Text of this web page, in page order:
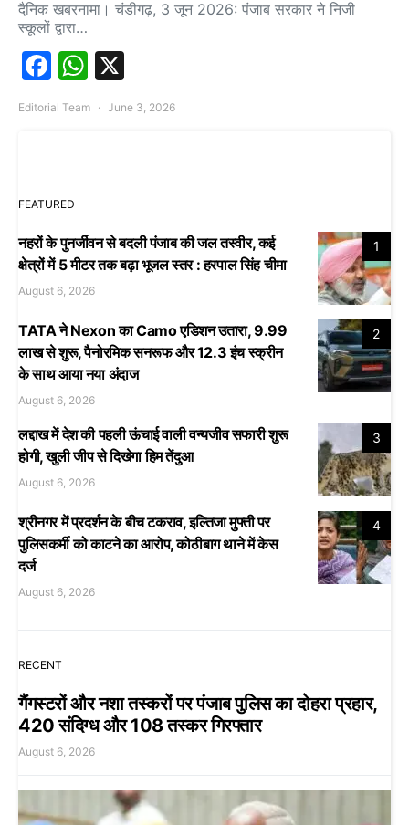
दैनिक खबरनामा। चंडीगढ़, 3 जून 2026: पंजाब सरकार ने निजी
स्कूलों द्वारा…
Facebook
WhatsApp
Editorial Team June 3, 2026
FEATURED
1
नहरों के पुनर्जीवन से बदली पंजाब की जल तस्वीर, कई
क्षेत्रों में 5 मीटर तक बढ़ा भूजल स्तर : हरपाल सिंह चीमा
August 6, 2026
2
TATA ने Nexon का Camo एडिशन उतारा, 9.99
लाख से शुरू, पैनोरमिक सनरूफ और 12.3 इंच स्क्रीन
के साथ आया नया अंदाज
August 6, 2026
3
लद्दाख में देश की पहली ऊंचाई वाली वन्यजीव सफारी शुरू
होगी, खुली जीप से दिखेगा हिम तेंदुआ
August 6, 2026
4
श्रीनगर में प्रदर्शन के बीच टकराव, इल्तिजा मुफ्ती पर
पुलिसकर्मी को काटने का आरोप, कोठीबाग थाने में केस
दर्ज
August 6, 2026
RECENT
गैंगस्टरों और नशा तस्करों पर पंजाब पुलिस का दोहरा प्रहार,
420 संदिग्ध और 108 तस्कर गिरफ्तार
August 6, 2026